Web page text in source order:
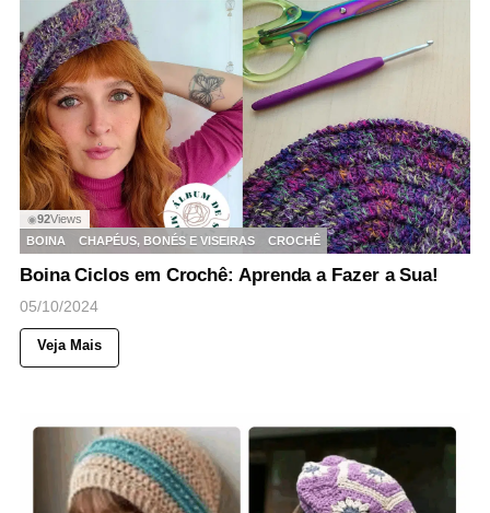
◉92Views
BOINA
CHAPÉUS, BONÉS E VISEIRAS CROCHÊ
Boina Ciclos em Crochê: Aprenda a Fazer a Sua!
05/10/2024
Veja Mais